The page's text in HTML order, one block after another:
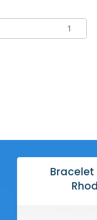
Bracelet